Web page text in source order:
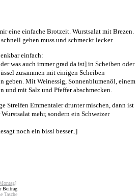
eine einfache Brotzeit. Wurstsalat mit Brezen.
gehen muss und schmeckt lecker.
einfach:
was auch immer grad da ist] in Scheiben oder
zusammen mit einigen Scheiben
geben. Mit Weinessig, Sonnenblumenöl, einem
und mit Salz und Pfeffer abschmecken.
Streifen Emmentaler drunter mischen, dann ist
mehr, sondern ein Schweizer
noch ein bissl besser..]
Beitrag
Tasche